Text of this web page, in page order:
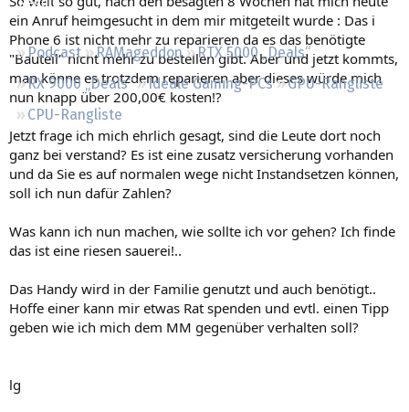
Regeln
Podcast RAMageddon
RTX 5000 „Deals“
RX 9000 „Deals“
Ideale Gaming-PCs
GPU-Rangliste
CPU-Rangliste
ein Anruf heimgesucht in dem mir mitgeteilt wurde : Das i
Phone 6 ist nicht mehr zu reparieren da es das benötigte
"Bauteil" nicht mehr zu bestellen gibt. Aber und jetzt kommts,
man könne es trotzdem reparieren aber dieses würde mich
nun knapp über 200,00€ kosten!?
Jetzt frage ich mich ehrlich gesagt, sind die Leute dort noch
ganz bei verstand? Es ist eine zusatz versicherung vorhanden
und da Sie es auf normalen wege nicht Instandsetzen können,
soll ich nun dafür Zahlen?
Was kann ich nun machen, wie sollte ich vor gehen? Ich finde
das ist eine riesen sauerei!..
Das Handy wird in der Familie genutzt und auch benötigt..
Hoffe einer kann mir etwas Rat spenden und evtl. einen Tipp
geben wie ich mich dem MM gegenüber verhalten soll?
lg